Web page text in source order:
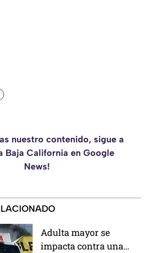
nuestro contenido, sigue a
Baja California en Google
News!
Adulta mayor se
impacta contra una